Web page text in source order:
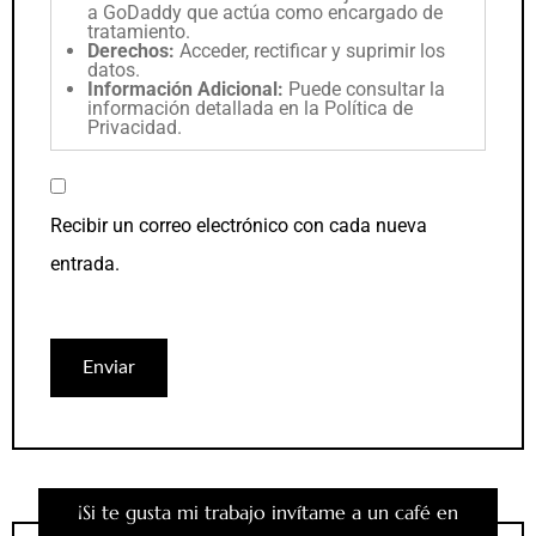
a GoDaddy que actúa como encargado de
tratamiento.
Derechos: Acceder, rectificar y suprimir los
datos.
Información Adicional: Puede consultar la
información detallada en la Política de
Privacidad.
Recibir un correo electrónico con cada nueva
entrada.
¡Si te gusta mi trabajo invítame a un café en